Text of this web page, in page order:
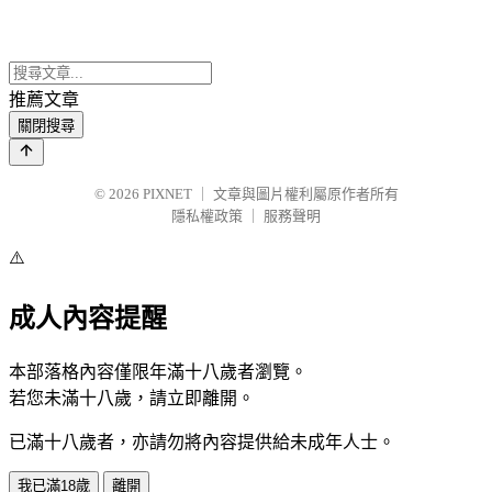
推薦文章
關閉搜尋
© 2026 PIXNET
文章與圖片權利屬原作者所有
隱私權政策
服務聲明
⚠️
成人內容提醒
本部落格內容僅限年滿十八歲者瀏覽。
若您未滿十八歲，請立即離開。
已滿十八歲者，亦請勿將內容提供給未成年人士。
我已滿18歲 離開